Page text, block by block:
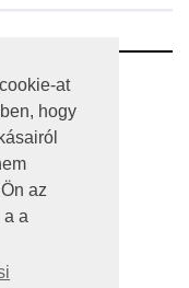
at
hogy
az
a